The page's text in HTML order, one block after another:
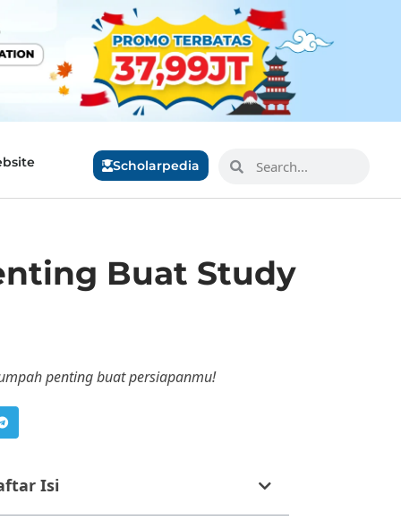
Scholarpedia
Buat Study
penting buat persiapanmu!
Isi